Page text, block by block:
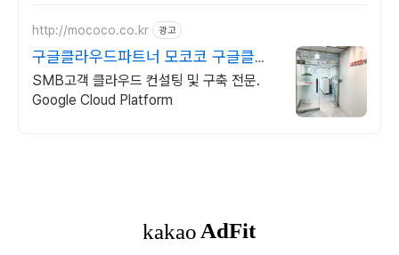
http://mococo.co.kr 광고
구글클라우드파트너 모코코 구글클라
우드 공식리셀러파트너
SMB고객 클라우드 컨설팅 및 구축 전문.
Google Cloud Platform